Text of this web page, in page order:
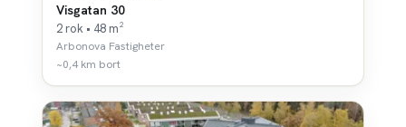
Visgatan 30
2 rok • 48 m²
Arbonova Fastigheter
~0,4 km bort